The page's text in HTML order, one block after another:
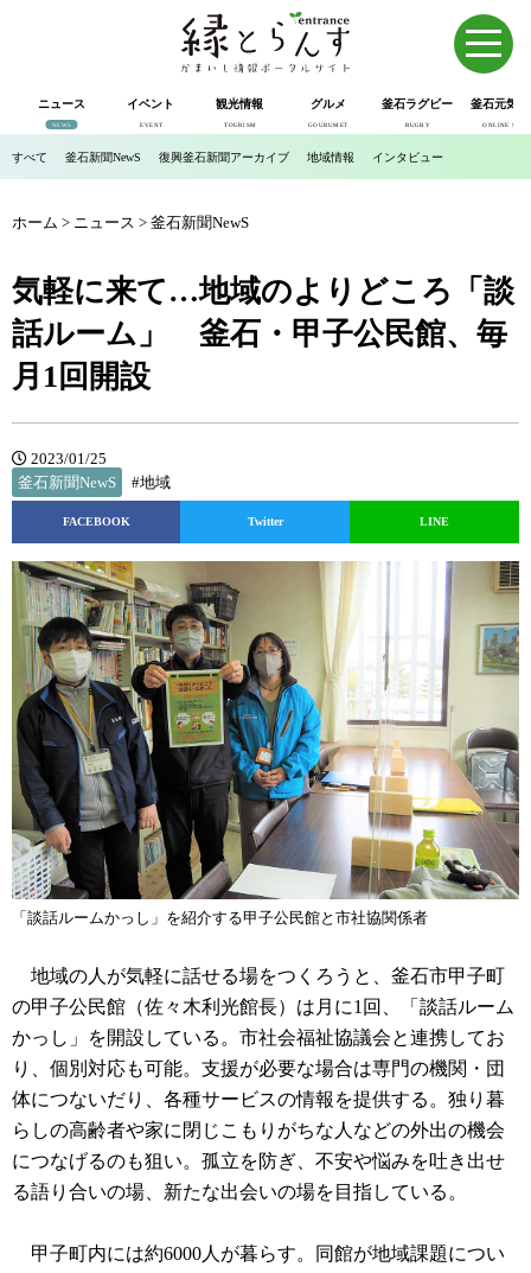
ニュース
NEWS
イベント
EVENT
観光情報
TOURISM
グルメ
GOURUMET
釜石ラグビー
RUGBY
釜石元気
ONLINE SHOP
すべて 釜石新聞NewS 復興釜石新聞アーカイブ 地域情報 インタビュー
ホーム > ニュース > 釜石新聞NewS
気軽に来て…地域のよりどころ「談
話ルーム」 釜石・甲子公民館、毎
月1回開設
2023/01/25
釜石新聞NewS
#地域
FACEBOOK Twitter LINE
「談話ルームかっし」を紹介する甲子公民館と市社協関係者
地域の人が気軽に話せる場をつくろうと、釜石市甲子町
の甲子公民館（佐々木利光館長）は月に1回、「談話ルーム
かっし」を開設している。市社会福祉協議会と連携してお
り、個別対応も可能。支援が必要な場合は専門の機関・団
体につないだり、各種サービスの情報を提供する。独り暮
らしの高齢者や家に閉じこもりがちな人などの外出の機会
につなげるのも狙い。孤立を防ぎ、不安や悩みを吐き出せ
る語り合いの場、新たな出会いの場を目指している。
甲子町内には約6000人が暮らす。同館が地域課題につい